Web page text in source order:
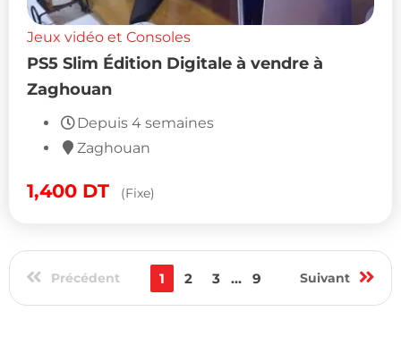
Jeux vidéo et Consoles
PS5 Slim Édition Digitale à vendre à
Zaghouan
Depuis 4 semaines
Zaghouan
1,400 DT (Fixe)
Précédent 1 2 3 ... 9 Suivant